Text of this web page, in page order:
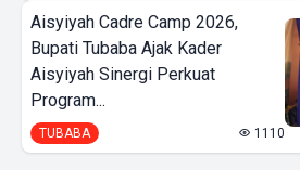
Aisyiyah Cadre Camp 2026,
Bupati Tubaba Ajak Kader
Aisyiyah Sinergi Perkuat
Program...
TUBABA 1110